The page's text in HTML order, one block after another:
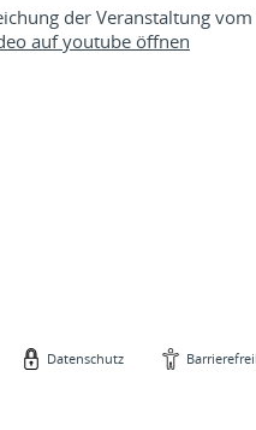
der Veranstaltung vom
auf youtube öffnen
Datenschutz